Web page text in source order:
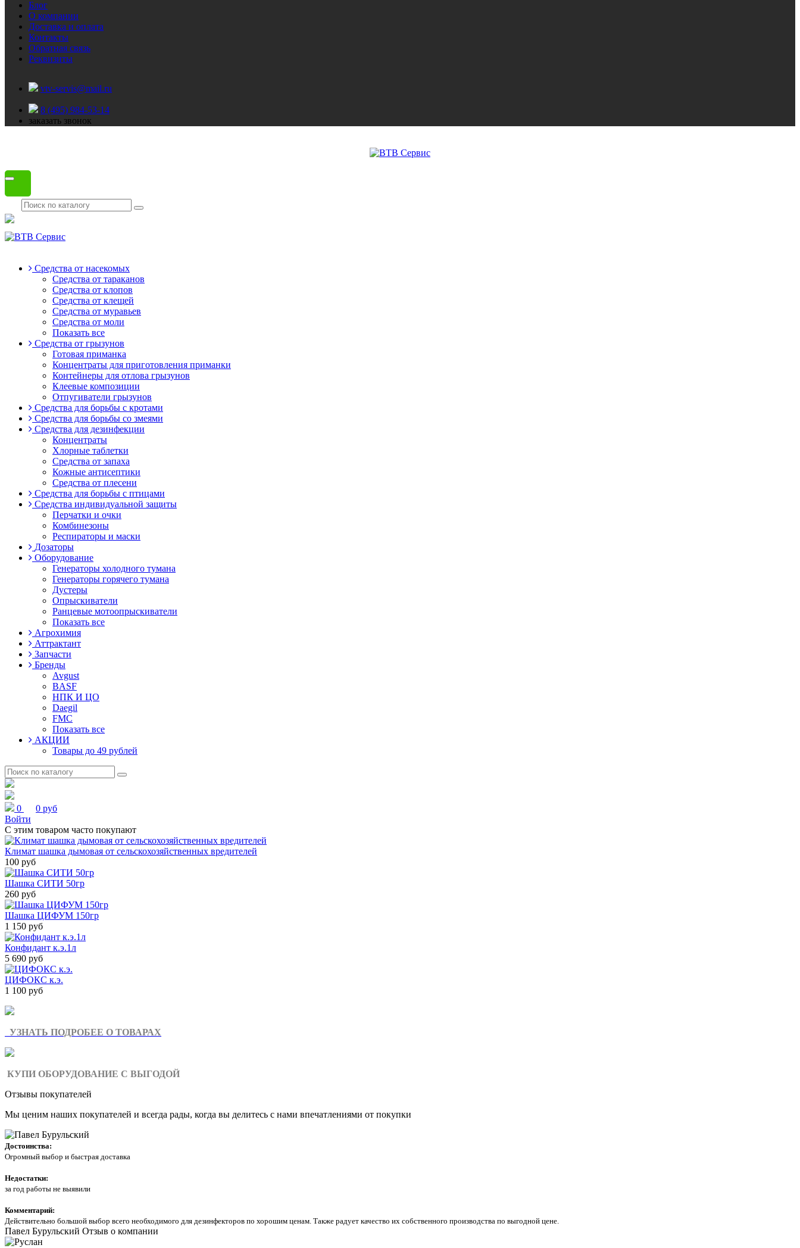
Блог
О компании
Доставка и оплата
Контакты
Обратная связь
Реквизиты
vtv-servis@mail.ru
8 (495) 984-53-14
заказать звонок
Средства от насекомых
Средства от тараканов
Средства от клопов
Средства от клещей
Средства от муравьев
Средства от моли
Показать все
Средства от грызунов
Готовая приманка
Концентраты для приготовления приманки
Контейнеры для отлова грызунов
Клеевые композиции
Отпугиватели грызунов
Средства для борьбы с кротами
Средства для борьбы со змеями
Средства для дезинфекции
Концентраты
Хлорные таблетки
Средства от запаха
Кожные антисептики
Средства от плесени
Средства для борьбы с птицами
Средства индивидуальной защиты
Перчатки и очки
Комбинезоны
Респираторы и маски
Дозаторы
Оборудование
Генераторы холодного тумана
Генераторы горячего тумана
Дустеры
Опрыскиватели
Ранцевые мотоопрыскиватели
Показать все
Агрохимия
Аттрактант
Запчасти
Бренды
Avgust
BASF
НПК И ЦО
Daegil
FMC
Показать все
АКЦИИ
Товары до 49 рублей
0
0 руб
Войти
С этим товаром часто покупают
Климат шашка дымовая от сельскохозяйственных вредителей
100 руб
Шашка СИТИ 50гр
260 руб
Шашка ЦИФУМ 150гр
1 150 руб
Конфидант к.э.1л
5 690 руб
ЦИФОКС к.э.
1 100 руб
УЗНАТЬ ПОДРОБЕЕ О ТОВАРАХ
КУПИ ОБОРУДОВАНИЕ С ВЫГОДОЙ
Отзывы покупателей
Мы ценим наших покупателей и всегда рады, когда вы делитесь с нами впечатлениями от покупки
Достоинства:
Огромный выбор и быстрая доставка
Недостатки:
за год работы не выявили
Комментарий:
Действительно большой выбор всего необходимого для дезинфекторов по хорошим ценам. Также радует качество их собственного производства по выгодной цене.
Павел Бурульский Отзыв о компании